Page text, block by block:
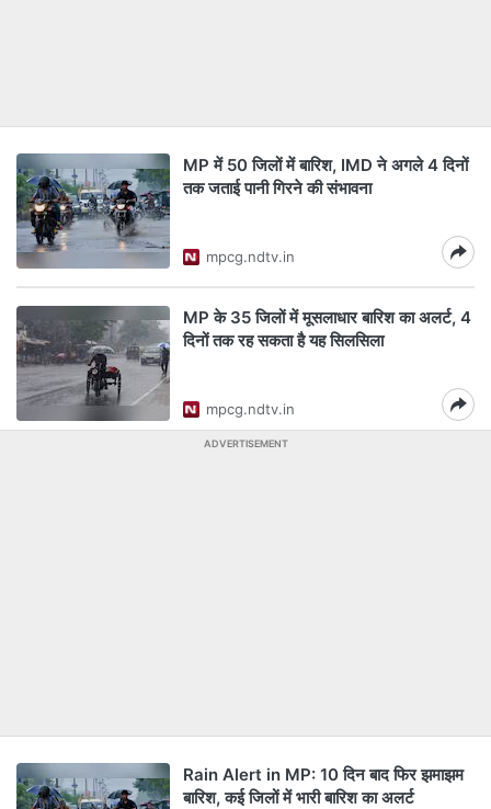
MP में 50 जिलों में बारिश, IMD ने अगले 4 दिनों
तक जताई पानी गिरने की संभावना
mpcg.ndtv.in
MP के 35 जिलों में मूसलाधार बारिश का अलर्ट, 4
दिनों तक रह सकता है यह सिलसिला
mpcg.ndtv.in
ADVERTISEMENT
Rain Alert in MP: 10 दिन बाद फिर झमाझम
बारिश, कई जिलों में भारी बारिश का अलर्ट